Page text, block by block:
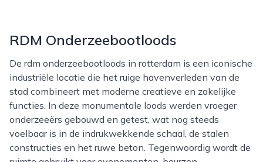
RDM Onderzeebootloods
De rdm onderzeebootloods in rotterdam is een iconische
industriële locatie die het ruige havenverleden van de
stad combineert met moderne creatieve en zakelijke
functies. In deze monumentale loods werden vroeger
onderzeeërs gebouwd en getest, wat nog steeds
voelbaar is in de indrukwekkende schaal, de stalen
constructies en het ruwe beton. Tegenwoordig wordt de